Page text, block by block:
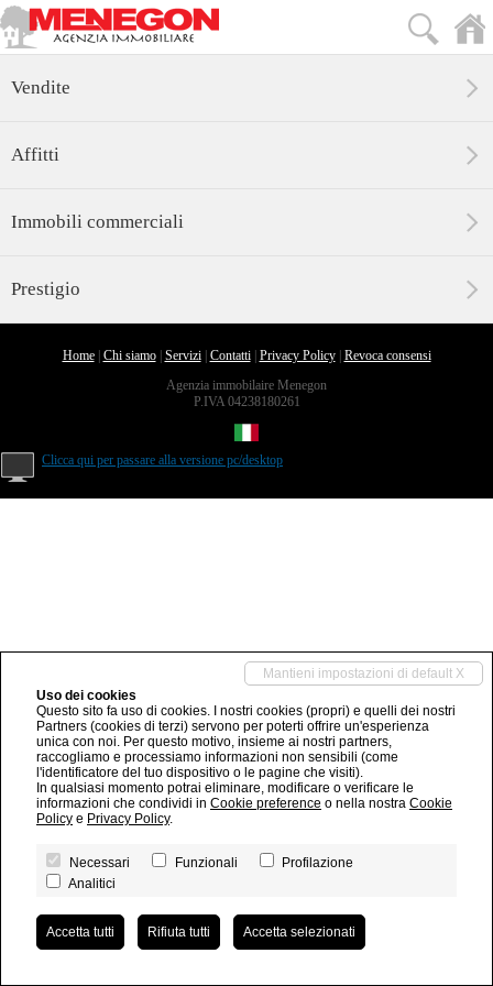
Vendite
Affitti
Immobili commerciali
Prestigio
Home| Chi siamo| Servizi| Contatti| Privacy Policy| Revoca consensi
Agenzia immobilaire Menegon
P.IVA 04238180261
Clicca qui per passare alla versione pc/desktop
Mantieni impostazioni di default X
Uso dei cookies
Questo sito fa uso di cookies. I nostri cookies (propri) e quelli dei nostri
Partners (cookies di terzi) servono per poterti offrire un'esperienza
unica con noi. Per questo motivo, insieme ai nostri partners,
raccogliamo e processiamo informazioni non sensibili (come
l'identificatore del tuo dispositivo o le pagine che visiti).
In qualsiasi momento potrai eliminare, modificare o verificare le
informazioni che condividi in Cookie preference o nella nostra Cookie
Policy e Privacy Policy.
Necessari Funzionali
Profilazione
Analitici
Accetta tutti Rifiuta tutti Accetta selezionati